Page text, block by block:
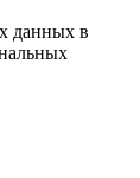
данных в